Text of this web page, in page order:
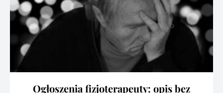
Ogłoszenia fizjoterapeuty: opis bez